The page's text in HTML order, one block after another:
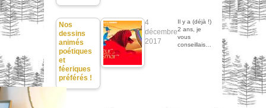
Nos
dessins
animés
poétiques
et
féeriques
préférés !
4
décembre
2017
Il y a (déjà !)
2 ans, je
vous
conseillais…